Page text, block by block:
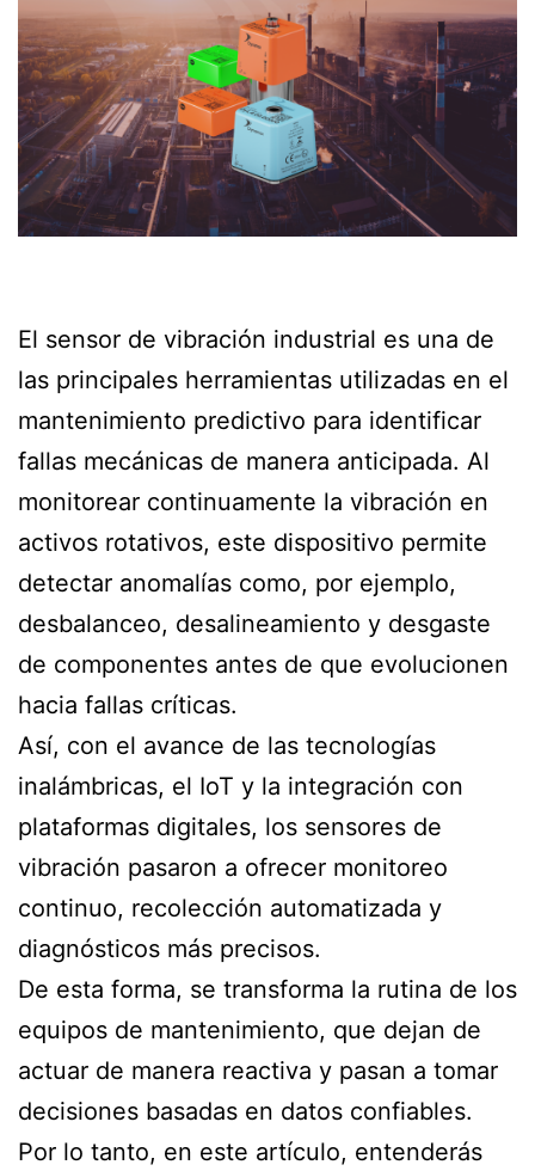
El sensor de vibración industrial es una de
las principales herramientas utilizadas en el
mantenimiento predictivo para identificar
fallas mecánicas de manera anticipada. Al
monitorear continuamente la vibración en
activos rotativos, este dispositivo permite
detectar anomalías como, por ejemplo,
desbalanceo, desalineamiento y desgaste
de componentes antes de que evolucionen
hacia fallas críticas.
Así, con el avance de las tecnologías
inalámbricas, el IoT y la integración con
plataformas digitales, los sensores de
vibración pasaron a ofrecer monitoreo
continuo, recolección automatizada y
diagnósticos más precisos.
De esta forma, se transforma la rutina de los
equipos de mantenimiento, que dejan de
actuar de manera reactiva y pasan a tomar
decisiones basadas en datos confiables.
Por lo tanto, en este artículo, entenderás